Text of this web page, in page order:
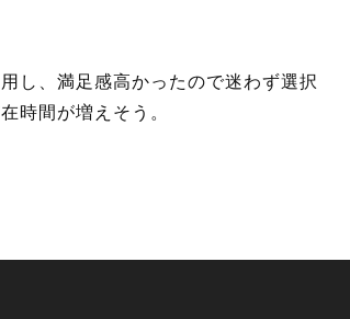
し、満足感高かったので迷わず選択
時間が増えそう。